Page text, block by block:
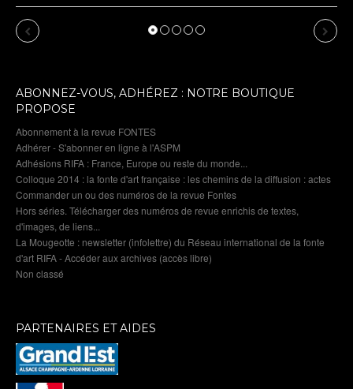
Previous Next
ABONNEZ-VOUS, ADHÉREZ : NOTRE BOUTIQUE
PROPOSE
Abonnement à la revue FONTES
Adhérer - S'abonner en ligne à l'ASPM
Adhésions RIFA : France, Europe ou reste du monde...
Colloque 2014 : la fonte d'art française : les chemins de la diffusion : actes
Commander un ou des numéros de la revue Fontes
Hors séries. Télécharger des numéros de revue enrichis de textes,
d'images, de liens...
La Mougeotte : newsletter (infolettre) du Réseau international de la fonte
d'art RIFA - Accéder aux archives (accès libre)
Non classé
PARTENAIRES ET AIDES